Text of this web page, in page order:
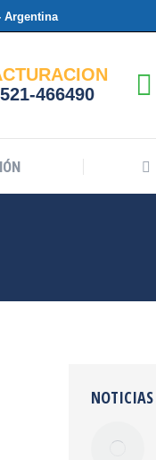
Argentina
466490
NOTICIAS